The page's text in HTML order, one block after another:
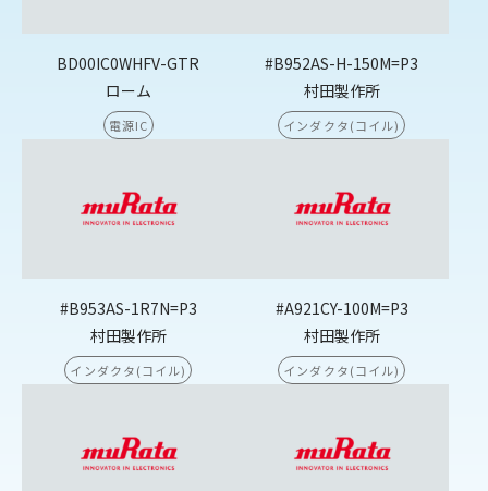
BD00IC0WHFV-GTR
ローム
電源IC
#B952AS-H-150M=P3
村田製作所
インダクタ(コイル)
#B953AS-1R7N=P3
村田製作所
インダクタ(コイル)
#A921CY-100M=P3
村田製作所
インダクタ(コイル)